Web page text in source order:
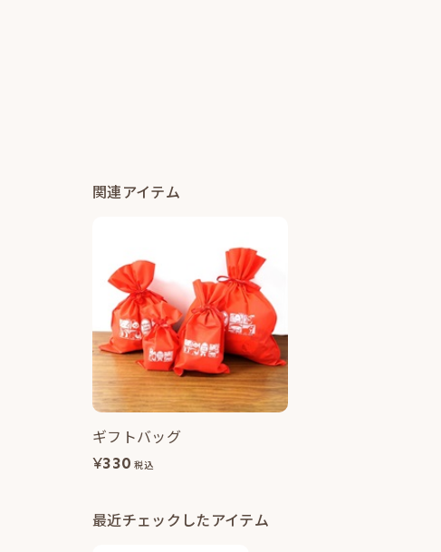
関連アイテム
ギフトバッグ
¥330 税込
最近チェックしたアイテム